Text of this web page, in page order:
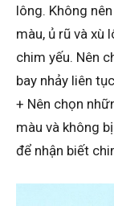
lông. Không
màu, ủ rũ và xù
chim yếu. Nên
bay nhảy liên
+ Nên chọn
màu và không
để nhận biết